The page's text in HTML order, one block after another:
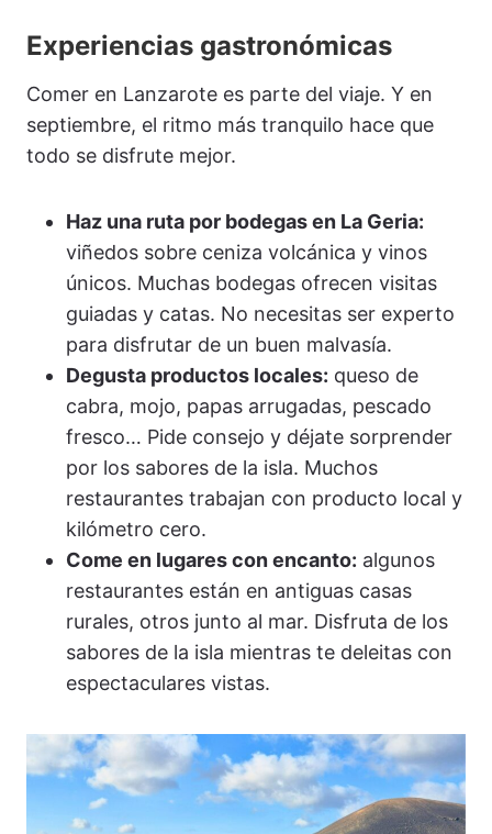
Experiencias gastronómicas
Comer en Lanzarote es parte del viaje. Y en
septiembre, el ritmo más tranquilo hace que
todo se disfrute mejor.
Haz una ruta por bodegas en La Geria:
viñedos sobre ceniza volcánica y vinos
únicos. Muchas bodegas ofrecen visitas
guiadas y catas. No necesitas ser experto
para disfrutar de un buen malvasía.
Degusta productos locales: queso de
cabra, mojo, papas arrugadas, pescado
fresco… Pide consejo y déjate sorprender
por los sabores de la isla. Muchos
restaurantes trabajan con producto local y
kilómetro cero.
Come en lugares con encanto: algunos
restaurantes están en antiguas casas
rurales, otros junto al mar. Disfruta de los
sabores de la isla mientras te deleitas con
espectaculares vistas.